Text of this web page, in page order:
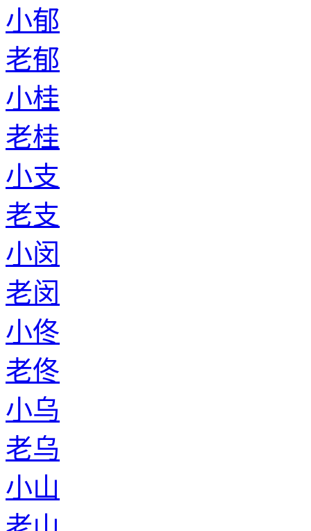
小郁
老郁
小桂
老桂
小支
老支
小闵
老闵
小佟
老佟
小乌
老乌
小山